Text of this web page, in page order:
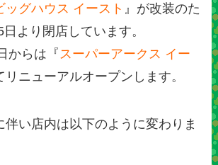
ッグハウス イースト 』が改装のた
より閉店しています。
からは『 スーパーアークス イー
リニューアルオープンします。
伴い店内は以下のように変わりま